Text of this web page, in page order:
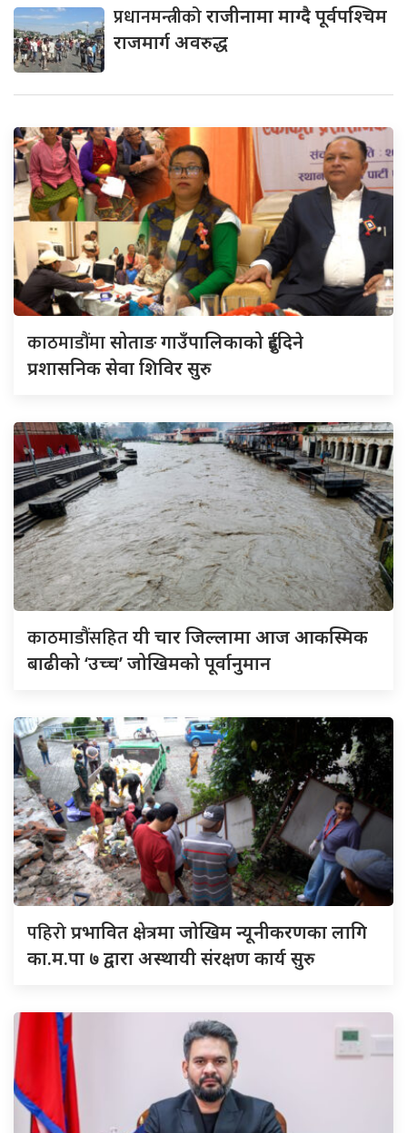
प्रधानमन्त्रीकोराजीनामा माग्दै पूर्वपश्चिम
राजमार्ग अवरुद्ध
काठमाडौंमासोताङ गाउँपालिकाको दुईदिने
प्रशासनिक सेवा शिविर सुरु
काठमाडौंसहितयी चार जिल्लामा आज आकस्मिक
बाढीको ‘उच्च’ जोखिमको पूर्वानुमान
पहिरोप्रभावित क्षेत्रमा जोखिम न्यूनीकरणका लागि
का.म.पा ७ द्वारा अस्थायी संरक्षण कार्य सुरु